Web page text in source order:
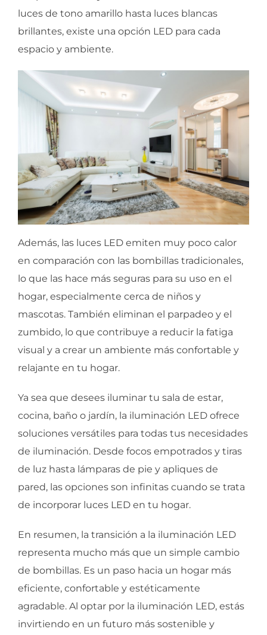
luces de tono amarillo hasta luces blancas
brillantes, existe una opción LED para cada
espacio y ambiente.
Además, las luces LED emiten muy poco calor
en comparación con las bombillas tradicionales,
lo que las hace más seguras para su uso en el
hogar, especialmente cerca de niños y
mascotas. También eliminan el parpadeo y el
zumbido, lo que contribuye a reducir la fatiga
visual y a crear un ambiente más confortable y
relajante en tu hogar.
Ya sea que desees iluminar tu sala de estar,
cocina, baño o jardín, la iluminación LED ofrece
soluciones versátiles para todas tus necesidades
de iluminación. Desde focos empotrados y tiras
de luz hasta lámparas de pie y apliques de
pared, las opciones son infinitas cuando se trata
de incorporar luces LED en tu hogar.
En resumen, la transición a la iluminación LED
representa mucho más que un simple cambio
de bombillas. Es un paso hacia un hogar más
eficiente, confortable y estéticamente
agradable. Al optar por la iluminación LED, estás
invirtiendo en un futuro más sostenible y